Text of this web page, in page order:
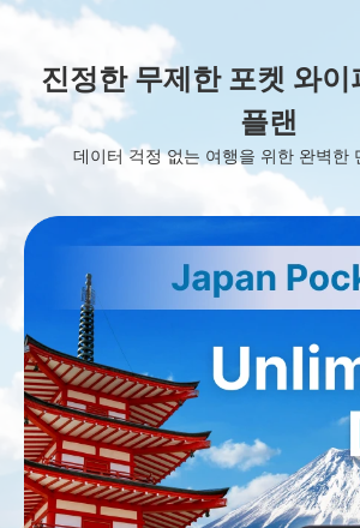
진정한 무제한 포켓 와이
플랜
데이터 걱정 없는 여행을 위한 완벽한